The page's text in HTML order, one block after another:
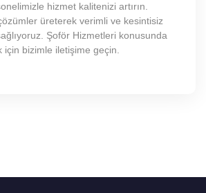
hizmet kalitenizi artırın.
üreterek verimli ve kesintisiz
Şoför Hizmetleri konusunda
için bizimle iletişime geçin.